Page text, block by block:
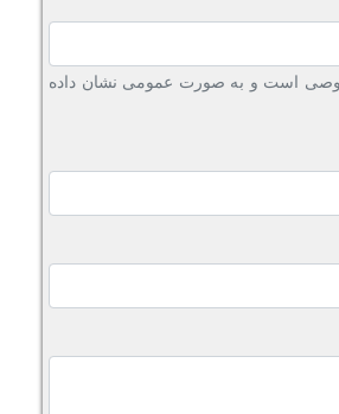
است و به صورت عمومی نشان داده